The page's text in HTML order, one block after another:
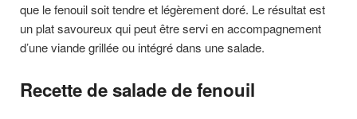
que le fenouil soit tendre et légèrement doré. Le résultat est
un plat savoureux qui peut être servi en accompagnement
d’une viande grillée ou intégré dans une salade.
Recette de salade de fenouil